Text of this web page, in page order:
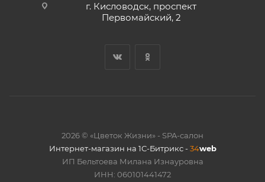
г. Кисловодск, проспект
Первомайский, 2
2026 © «Цветок Жизни» - SPA-салон
Интернет-магазин на 1С-Битрикс -34web
ИП Бельтоева Милана Изнауровна
ИНН: 060101441472